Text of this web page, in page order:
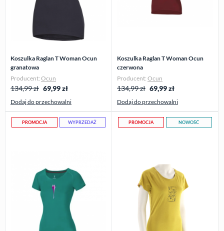
Koszulka Raglan T Woman Ocun
granatowa
Producent: Ocun
134,99 zł 69,99zł
Dodaj do przechowalni
Koszulka Raglan T Woman Ocun
czerwona
Producent: Ocun
134,99 zł 69,99zł
Dodaj do przechowalni
PROMOCJA WYPRZEDAŻ PROMOCJA NOWOŚĆ